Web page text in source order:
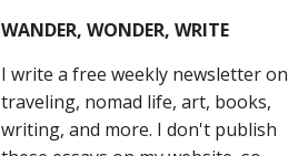
WANDER, WONDER, WRITE
I write a free weekly newsletter on
traveling, nomad life, art, books,
writing, and more. I don't publish